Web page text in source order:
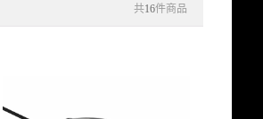
共16件商品